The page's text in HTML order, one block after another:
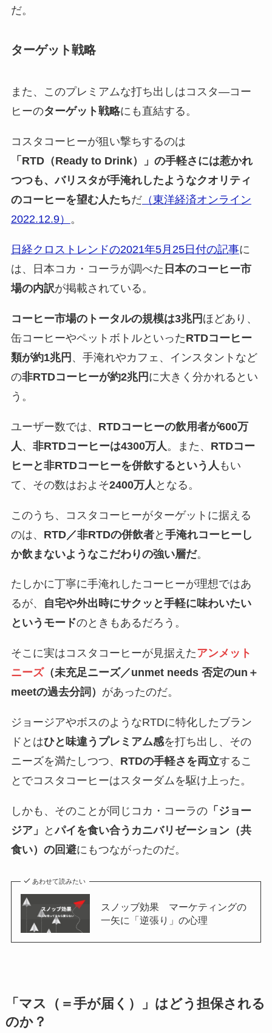
だ。
ターゲット戦略
また、このプレミアムな打ち出しはコスタ―コー
ヒーのターゲット戦略にも直結する。
コスタコーヒーが狙い撃ちするのは
「RTD（Ready to Drink）」の手軽さには惹かれ
つつも、バリスタが手淹れしたようなクオリティ
のコーヒーを望む人たちだ（東洋経済オンライン
2022.12.9）
。
日経クロストレンドの2021年5月25日付の記事に
は、日本コカ・コーラが調べた 日本のコーヒー市
場の内訳が掲載されている。
コーヒー市場のトータルの規模は3兆円 ほどあり、
缶コーヒーやペットボトルといったRTDコーヒー
類が約1兆円 、手淹れやカフェ、インスタントなど
の非RTDコーヒーが約2兆円 に大きく分かれるとい
う。
ユーザー数では、 RTDコーヒーの飲用者が600万
人 、 非RTDコーヒーは4300万人 。また、 RTDコー
ヒーと非RTDコーヒーを併飲するという人 もい
て、その数はおよそ2400万人 となる。
このうち、コスタコーヒーがターゲットに据える
のは、 RTD／非RTDの併飲者と 手淹れコーヒーし
か飲まないようなこだわりの強い層だ。
たしかに丁寧に手淹れしたコーヒーが理想ではあ
るが、
自宅や外出時にサクッと手軽に味わいたい
というモードのときもあるだろう。
そこに実はコスタコーヒーが見据えたアンメット
ニーズ（未充足ニーズ／unmet needs 否定のun＋
meetの過去分詞） があったのだ。
ジョージアやボスのようなRTDに特化したブラン
ドとはひと味違うプレミアム感を打ち出し、その
ニーズを満たしつつ、 RTDの手軽さを両立するこ
とでコスタコーヒーはスターダムを駆け上った。
しかも、そのことが同じコカ・コーラの「ジョー
ジア」
とパイを食い合うカニバリゼーション（共
食い）の回避にもつながったのだ。
あわせて読みたい
スノッブ効果 マーケティングの
一矢に「逆張り」の心理
「マス（＝手が届く）」はどう担保される
のか？